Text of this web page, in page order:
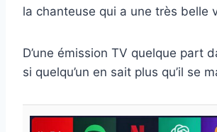
la chanteuse qui a une très belle
D’une émission TV quelque part
si quelqu’un en sait plus qu’il se